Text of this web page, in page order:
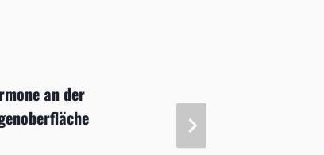
an der